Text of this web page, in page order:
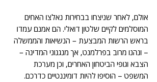
אולם, לאחר שניצחו בבחירות נאלצו האחים
המוסלמים לקיים שלטון דואלי. הם אמנם עמדו
בראש הרשות המבצעת – הנשיאות והממשלה
– ונהנו מרוב בפרלמנט, אך מנגנוני המדינה –
הצבא וגופי הביטחון האחרים, וכן מערכת
המשפט – הוסיפו להיות דומיננטיים כדרכם.